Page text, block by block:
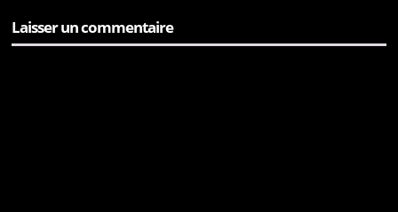
Laisser un commentaire